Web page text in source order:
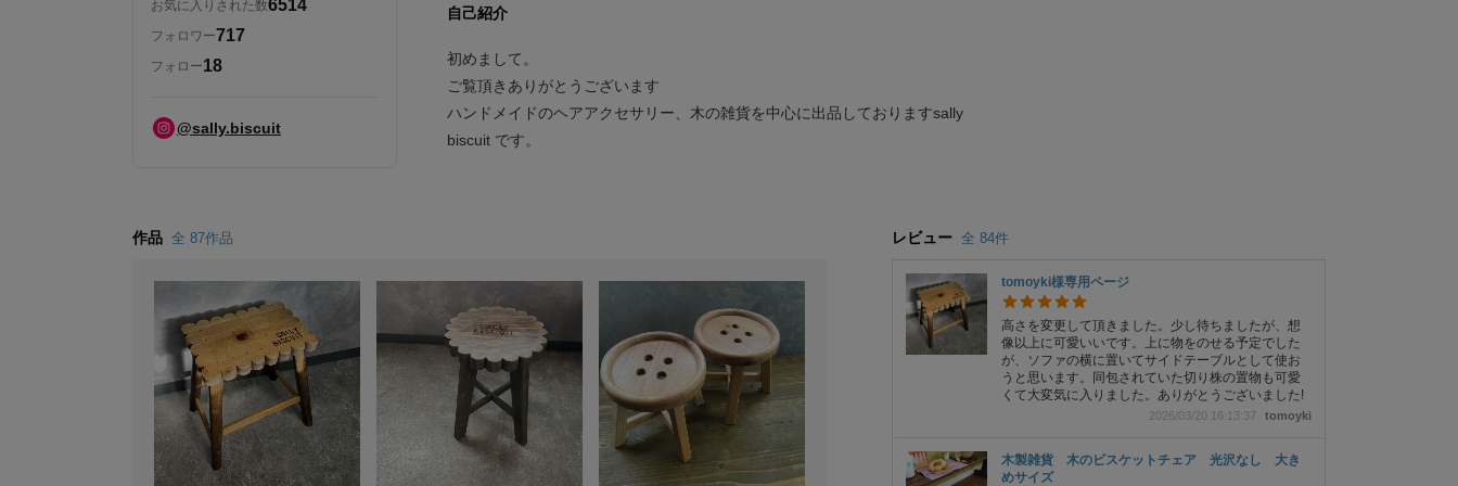
お気に入りされた数6514
フォロワー717
フォロー18
@sally.biscuit
自己紹介
初めまして。
ご覧頂きありがとうございます
ハンドメイドのヘアアクセサリー、木の雑貨を中心に出品しておりますsally
biscuit です。
作品 全 87作品 レビュー 全 84件
tomoyki様専用ページ
高さを変更して頂きました。少し待ちましたが、想
像以上に可愛いいです。上に物をのせる予定でした
が、ソファの横に置いてサイドテーブルとして使お
うと思います。同包されていた切り株の置物も可愛
くて大変気に入りました。ありがとうございました!
tomoyki
2026/03/20 16:13:37
木製雑貨 木のビスケットチェア 光沢なし 大き
めサイズ